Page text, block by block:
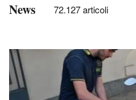
News 72.127 articoli